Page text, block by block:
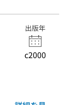
出版年
c2000